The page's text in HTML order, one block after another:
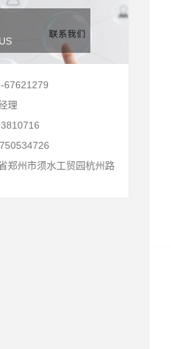
67621279
理
郑州市须水工贸园杭州路